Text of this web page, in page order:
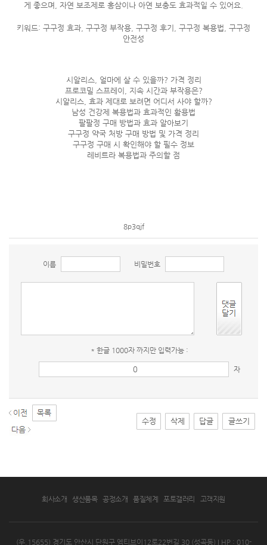
게 좋으며, 자연 보조제로 홍삼이나 아연 보충도 효과적일 수 있어요.
키워드: 구구정 효과, 구구정 부작용, 구구정 후기, 구구정 복용법, 구구정
안전성
시알리스, 얼마에 살 수 있을까? 가격 정리
프로코밀 스프레이, 지속 시간과 부작용은?
시알리스, 효과 제대로 보려면 어디서 사야 할까?
남성 건강제 복용법과 효과적인 활용법
팔팔정 구매 방법과 효과 알아보기
구구정 약국 처방 구매 방법 및 가격 정리
구구정 구매 시 확인해야 할 필수 정보
레비트라 복용법과 주의할 점
8p3qjf
이름 비밀번호
* 한글 1000자 까지만 입력가능 :
자
수정 삭제 답글 글쓰기
회사소개 생산품목 공정소개 품질체계 포토갤러리 고객지원
(우.15655) 경기도 안산시 단원구 엠티브이12로22번길 30 (성곡동) I HP : 010-